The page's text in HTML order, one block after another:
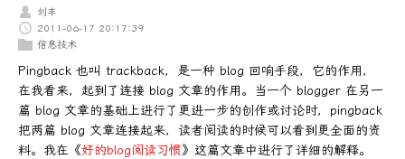
刘丰
2011-06-17 20:17:39
信息技术
Pingback 也叫 trackback，是一种 blog 回响手段，它的作用，
在我看来，起到了连接 blog 文章的作用。当一个 blogger 在另一
篇 blog 文章的基础上进行了更进一步的创作或讨论时，pingback
把两篇 blog 文章连接起来，读者阅读的时候可以看到更全面的资
料。我在《好的blog阅读习惯》这篇文章中进行了详细的解释。